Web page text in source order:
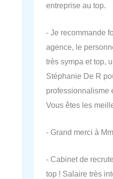
entreprise au top.
- Je recommande
agence, le
très sympa et top,
Stéphanie De R
professionnalisme
Vous êtes les
- Grand merci à
- Cabinet de
top ! Salaire très